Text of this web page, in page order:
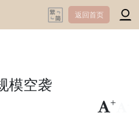
返回首页
模空袭
+